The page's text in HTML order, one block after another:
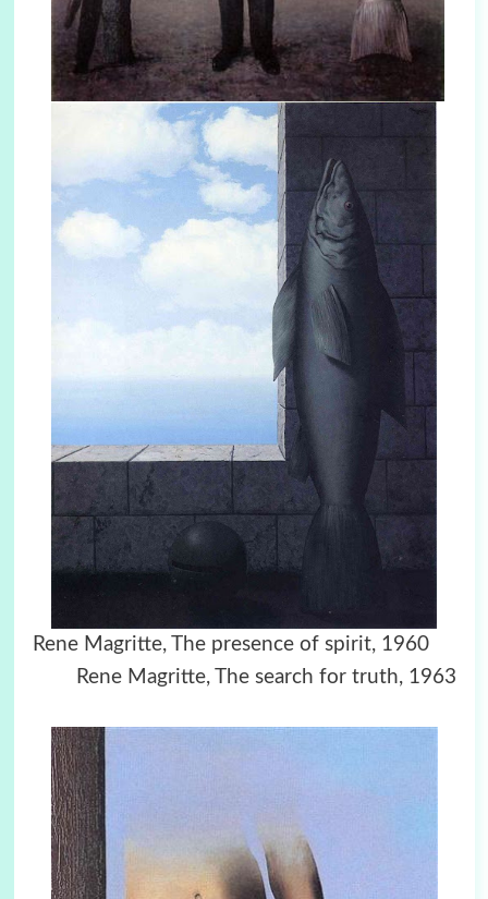
Rene Magritte, The presence of spirit, 1960
Rene Magritte, The search for truth, 1963